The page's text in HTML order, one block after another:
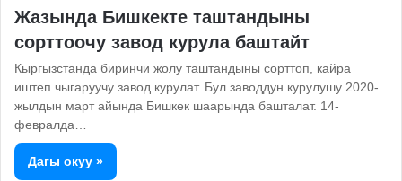
Жазында Бишкекте таштандыны
сорттоочу завод курула баштайт
Кыргызстанда биринчи жолу таштандыны сорттоп, кайра
иштеп чыгаруучу завод курулат. Бул заводдун курулушу 2020-
жылдын март айында Бишкек шаарында башталат. 14-
февралда…
Дагы окуу »